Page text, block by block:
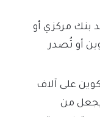
بنك مركزي أو
أو تُصدر
على آلاف
يجعل من